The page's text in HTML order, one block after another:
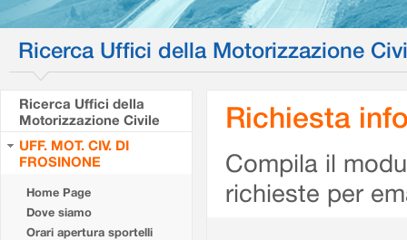
Ricerca Uffici della Motorizzazione
Ricerca Uffici della
Motorizzazione Civile
UFF. MOT. CIV. DI
FROSINONE
Home Page
Dove siamo
Orari apertura sportelli
Richiesta
Compila il
richieste per